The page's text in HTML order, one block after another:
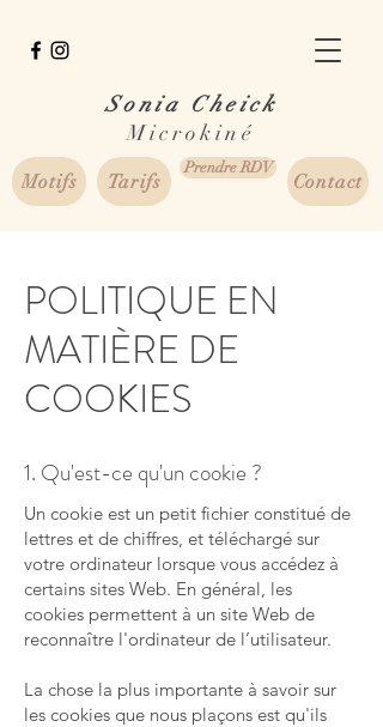
Prendre RDV
Sonia Cheick
Microkiné
Contact
Tarifs
Motifs
POLITIQUE EN
MATIÈRE DE
COOKIES
1. Qu'est-ce qu'un cookie ?
Un cookie est un petit fichier constitué de
lettres et de chiffres, et téléchargé sur
votre ordinateur lorsque vous accédez à
certains sites Web. En général, les
cookies permettent à un site Web de
reconnaître l'ordinateur de l’utilisateur.
La chose la plus importante à savoir sur
les cookies que nous plaçons est qu'ils